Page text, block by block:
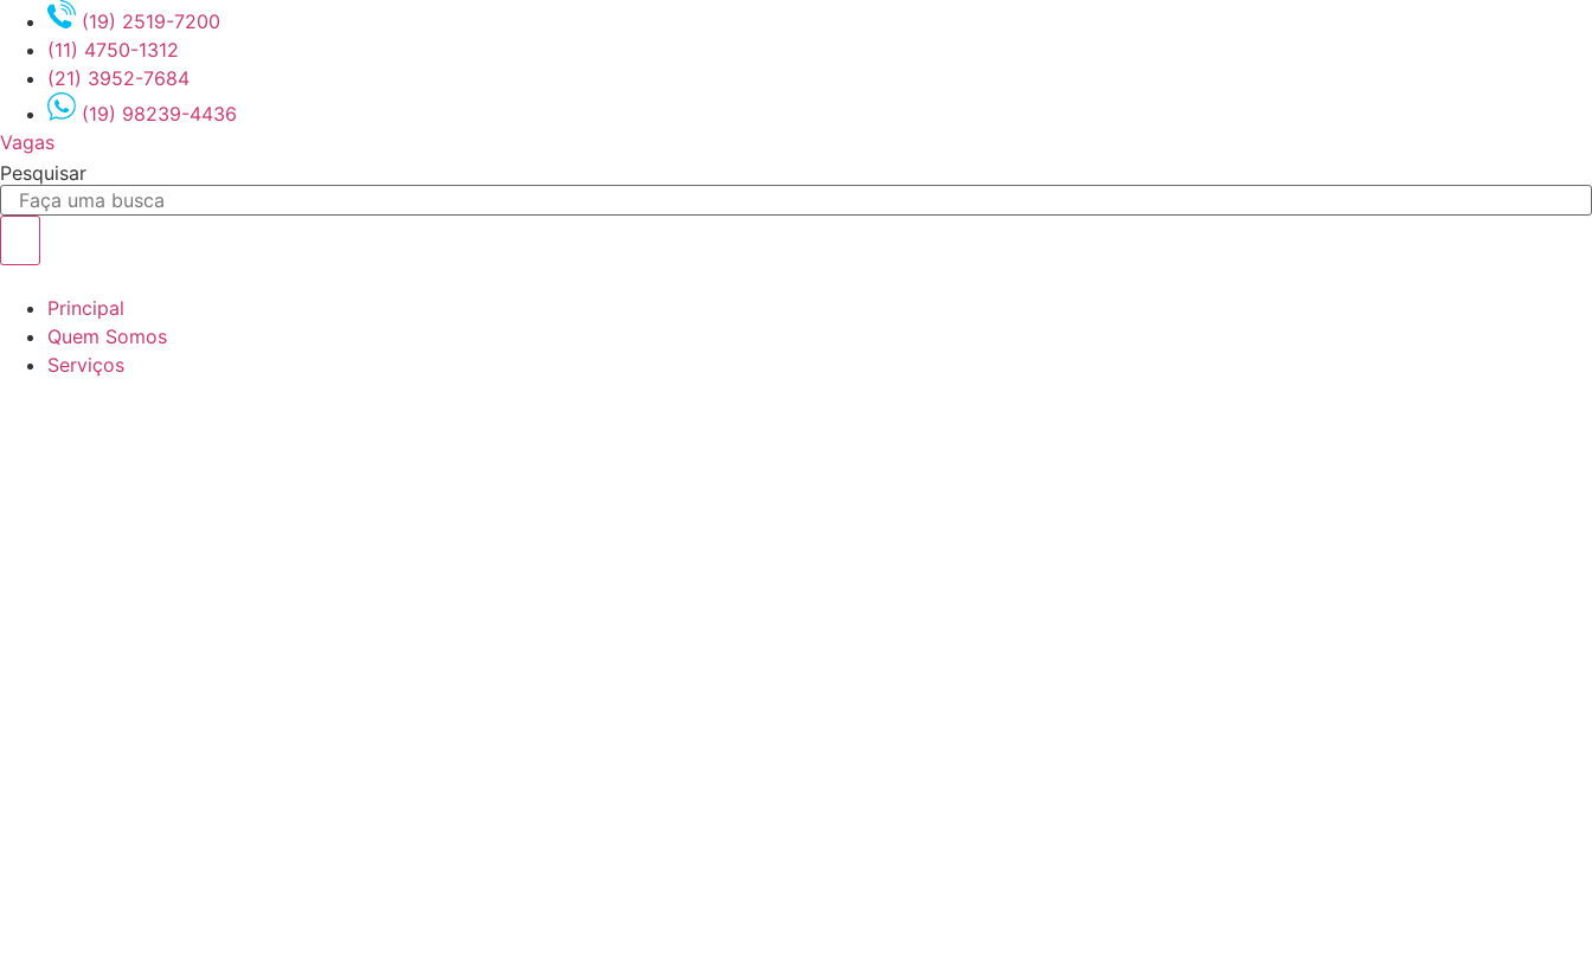
conteúdo
(19) 2519-7200
(11) 4750-1312
(21) 3952-7684
(19) 98239-4436
Vagas
Pesquisar
Principal
Quem Somos
Serviços